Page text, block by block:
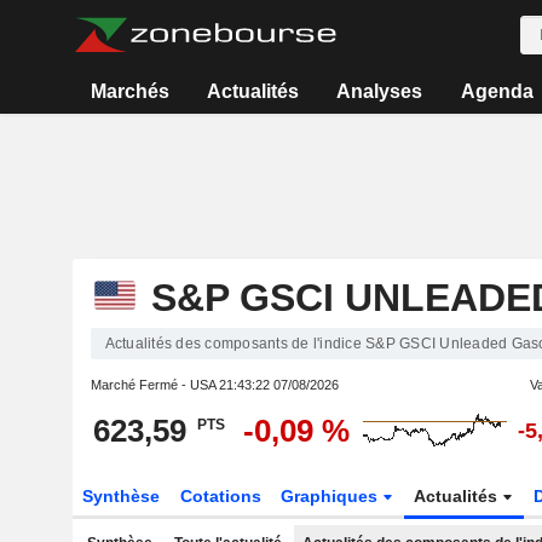
Marchés Actualités Analyses Agenda
S&P GSCI
Actualités des composants de l'indice S&P GSCI Unleaded
Marché Fermé - USA21:43:22 07/08/2026
623,59 PTS -0,09 % -
Synthèse Cotations Graphiques Actualités